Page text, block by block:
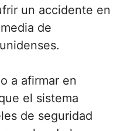
un accidente en
de
a afirmar en
el sistema
de seguridad